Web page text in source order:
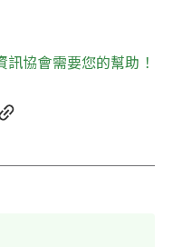
協會需要您的幫助！